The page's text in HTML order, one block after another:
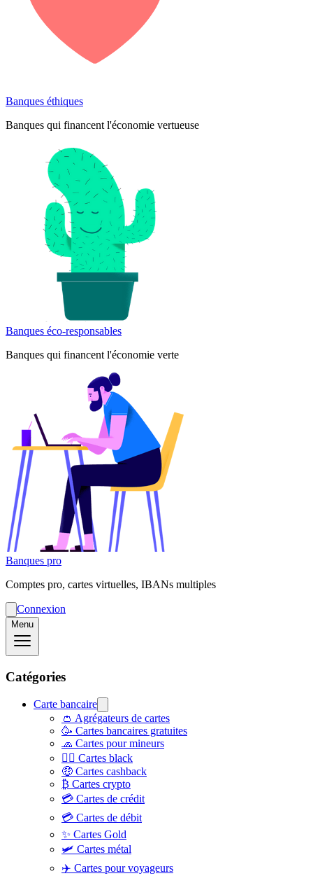
Banques éthiques
Banques qui financent l'économie vertueuse
Banques éco-responsables
Banques qui financent l'économie verte
Banques pro
Comptes pro, cartes virtuelles, IBANs multiples
Connexion
Menu
Catégories
Carte bancaire
👛 Agrégateurs de cartes
🥳 Cartes bancaires gratuites
🧢 Cartes pour mineurs
👨‍✈️ Cartes black
🤑 Cartes cashback
₿ Cartes crypto
💳 Cartes de crédit
💳 Cartes de débit
✨ Cartes Gold
🛩️ Cartes métal
✈️ Cartes pour voyageurs